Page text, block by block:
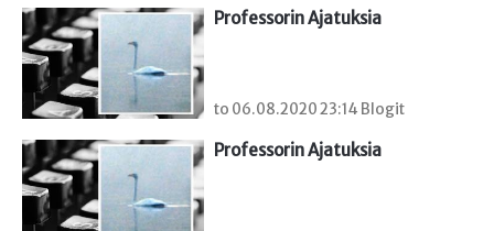
Professorin Ajatuksia
to 06.08.2020 23:14 Blogit
Professorin Ajatuksia